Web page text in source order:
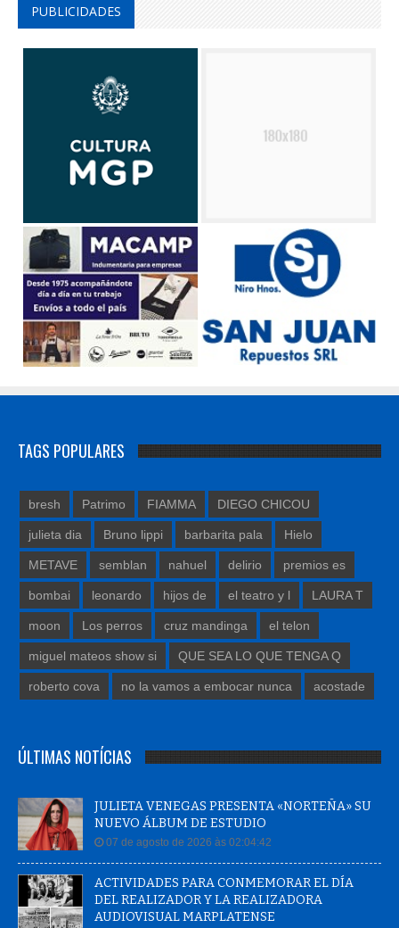
PUBLICIDADES
TAGS POPULARES
bresh Patrimo FIAMMA DIEGO CHICOU
julieta dia Bruno lippi barbarita pala Hielo
METAVE semblan nahuel delirio premios es
bombai leonardo hijos de el teatro y l LAURA T
moon Los perros cruz mandinga el telon
miguel mateos show si QUE SEA LO QUE TENGA Q
roberto cova no la vamos a embocar nunca acostade
ÚLTIMAS NOTÍCIAS
JULIETA VENEGAS PRESENTA «NORTEÑA» SU
NUEVO ÁLBUM DE ESTUDIO
07 de agosto de 2026 às 02:04:42
ACTIVIDADES PARA CONMEMORAR EL DÍA
DEL REALIZADOR Y LA REALIZADORA
AUDIOVISUAL MARPLATENSE